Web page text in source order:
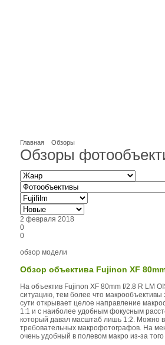
Главная Обзоры
Обзоры
2 февраля 2018
0
0
обзор модели
Обзор объектива Fujinon XF
На объектив Fujinon XF 80mm f/2.8 R LM
ситуацию, тем более что
сути открывает целое направление
1:1 и с наиболее удобным фокусным
который давал масштаб лишь 1:2. Можно
требовательных макрофотографов. На
очень удобный в полевом макро из-за